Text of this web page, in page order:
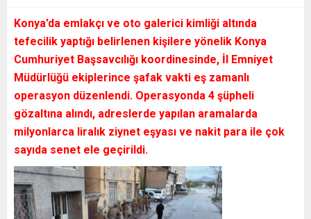
Konya’da emlakçı ve oto galerici kimliği altında
tefecilik yaptığı belirlenen kişilere yönelik Konya
Cumhuriyet Başsavcılığı koordinesinde, İl Emniyet
Müdürlüğü ekiplerince şafak vakti eş zamanlı
operasyon düzenlendi. Operasyonda 4 şüpheli
gözaltına alındı, adreslerde yapılan aramalarda
milyonlarca liralık ziynet eşyası ve nakit para ile çok
sayıda senet ele geçirildi.